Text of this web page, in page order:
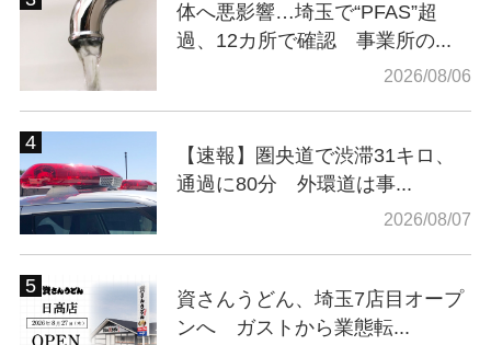
体へ悪影響…埼玉で“PFAS”超
過、12カ所で確認 事業所の...
2026/08/06
【速報】圏央道で渋滞31キロ、
通過に80分 外環道は事...
2026/08/07
資さんうどん、埼玉7店目オープ
ンへ ガストから業態転...